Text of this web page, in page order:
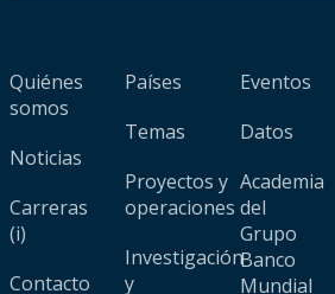
Quiénes
somos
Noticias
Carreras
(i)
Contacto
Países
Temas
Proyectos y
operaciones
Investigación
y
Eventos
Datos
Academia
del
Grupo
Banco
Mundial